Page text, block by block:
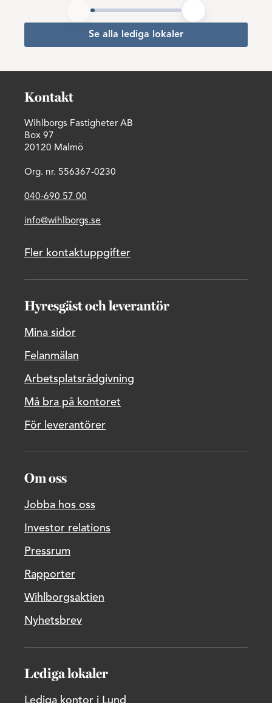
Se alla lediga lokaler
Kontakt
Wihlborgs Fastigheter AB
Box 97
20120 Malmö
Org. nr. 556367-0230
040-690 57 00
info@wihlborgs.se
Fler kontaktuppgifter
Hyresgäst och leverantör
Mina sidor
Felanmälan
Arbetsplatsrådgivning
Må bra på kontoret
För leverantörer
Om oss
Jobba hos oss
Investor relations
Pressrum
Rapporter
Wihlborgsaktien
Nyhetsbrev
Lediga lokaler
Lediga kontor i Lund